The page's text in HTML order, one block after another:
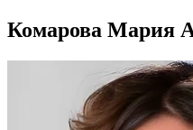
Комарова Мария